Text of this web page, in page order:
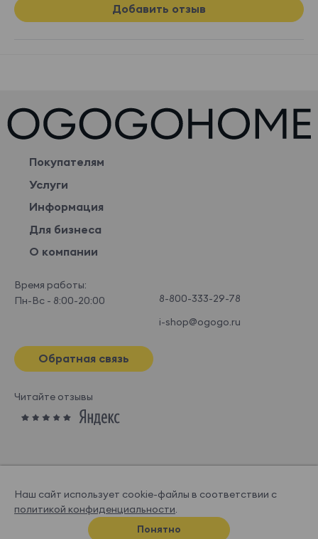
Добавить отзыв
Покупателям
Услуги
Информация
Для бизнеса
О компании
Время работы:
Пн-Вс - 8:00-20:00
8-800-333-29-78
i-shop@ogogo.ru
Обратная связь
Читайте отзывы
© OGOGOHOME, 2026
Спроектировано и нарисовано вСупрематике
Наш сайт использует cookie-файлы в соответствии с
политикой конфиденциальности.
Понятно